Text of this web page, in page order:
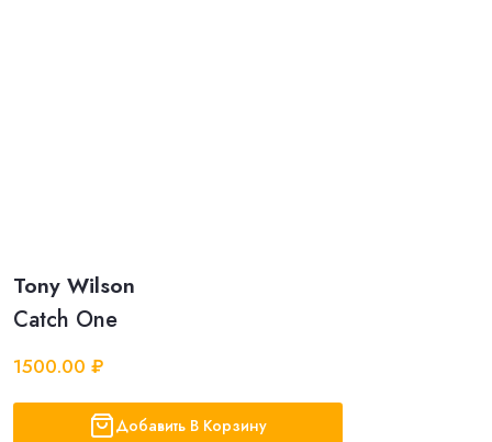
Tony Wilson
Catch One
1500.00 ₽
Добавить В Корзину